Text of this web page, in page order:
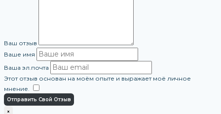
Ваш отзыв
Ваше имя
Ваша эл.почта
Этот отзыв основан на моём опыте и выражает моё личное
мнение.
Отправить Свой Отзыв
×